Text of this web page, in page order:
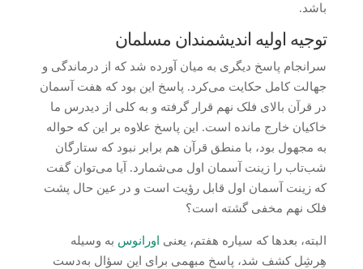
باشد.
توجیه اولیه اندیشمندان مسلمان
سرانجام پاسخ دیگری به میان آورده شد که از درماندگی و
جهالت کامل حکایت می‌کرد. پاسخ این بود که هفت آسمان
در قرآن بالای فلک نهم قرار گرفته و به کلی از دیدرس ما
خاکیان خارج مانده است. این پاسخ علاوه بر این که حواله
به مجهول بود، با منطق قرآن هم برابر نبود که ستارگان
شب‌تاب را زینت آسمان اول می‌شمارد. آیا می‌توان گفت
که زینت آسمان اول قابل رؤیت است و در عین حال پشت
فلک نهم مخفی گشته است؟
البته، بعدها که سیاره هفتم، یعنی اورانوس به وسیله
هِرشِل کشف شد، پاسخ مبهمی برای این سؤال به‌دست